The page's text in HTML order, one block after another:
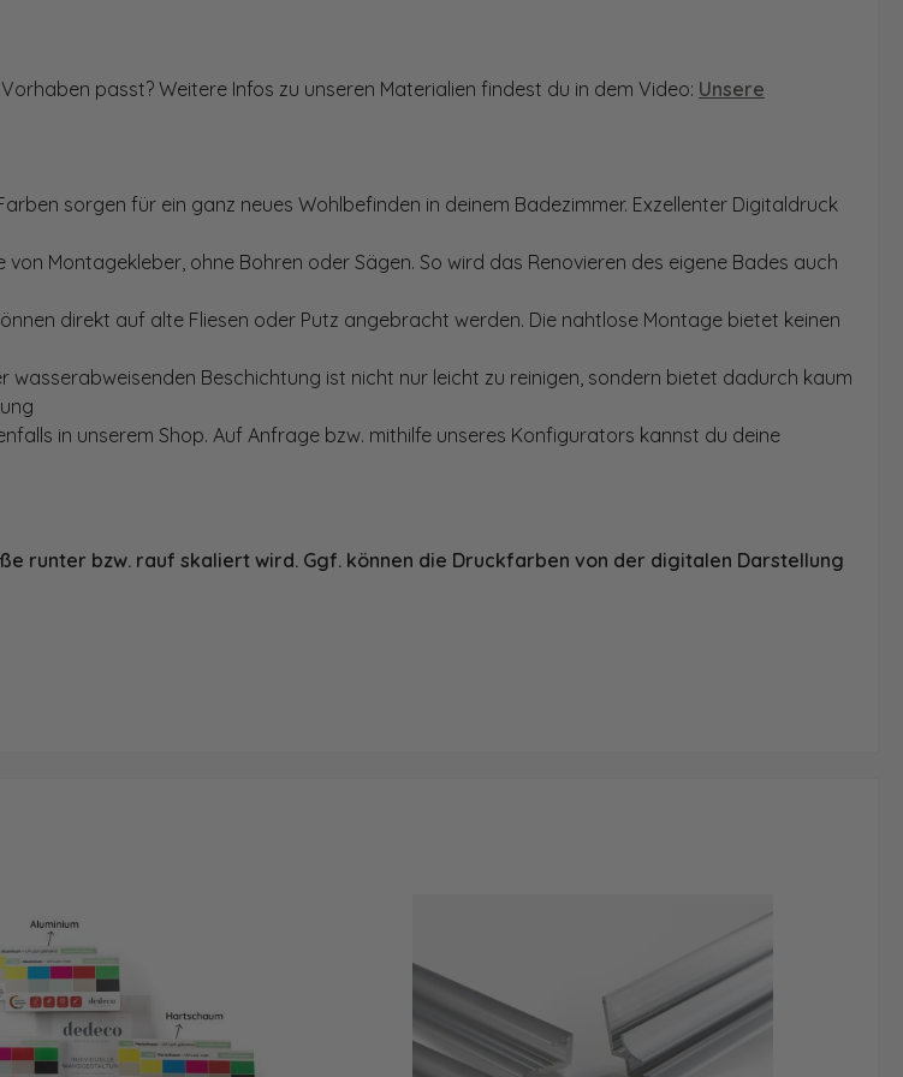
passt? Weitere Infos zu unseren Materialien findest du in dem Video: Unsere
sorgen für ein ganz neues Wohlbefinden in deinem Badezimmer. Exzellenter Digitaldruck
Montagekleber, ohne Bohren oder Sägen. So wird das Renovieren des eigene Bades auch
direkt auf alte Fliesen oder Putz angebracht werden. Die nahtlose Montage bietet keinen
Beschichtung ist nicht nur leicht zu reinigen, sondern bietet dadurch kaum
in unserem Shop. Auf Anfrage bzw. mithilfe unseres Konfigurators kannst du deine
runter bzw. rauf skaliert wird. Ggf. können die Druckfarben von der digitalen Darstellung